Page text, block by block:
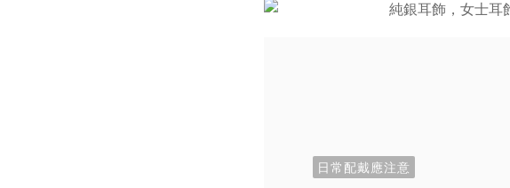
日常配戴應注意